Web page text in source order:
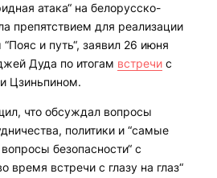
атака“ на белорусско-
препятствием для реализации
и путь“, заявил 26 июня
Дуда по итогам встречи с
Цзиньпином.
что обсуждал вопросы
политики и “самые
безопасности“ с
время встречи с глазу на глаз“